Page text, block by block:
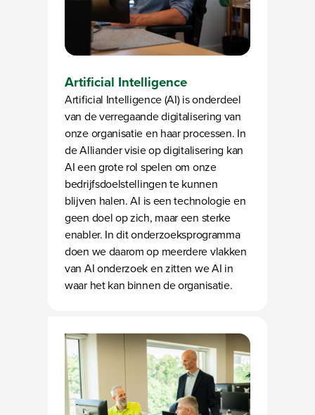
Artificial Intelligence
Artificial Intelligence (AI) is onderdeel
van de verregaande digitalisering van
onze organisatie en haar processen. In
de Alliander visie op digitalisering kan
AI een grote rol spelen om onze
bedrijfsdoelstellingen te kunnen
blijven halen. AI is een technologie en
geen doel op zich, maar een sterke
enabler. In dit onderzoeksprogramma
doen we daarom op meerdere vlakken
van AI onderzoek en zitten we AI in
waar het kan binnen de organisatie.